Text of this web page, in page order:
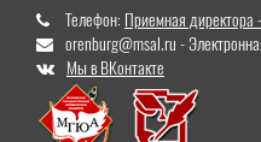
Телефон: Приемная
orenburg@msal.ru -
Мы в ВКонтакте